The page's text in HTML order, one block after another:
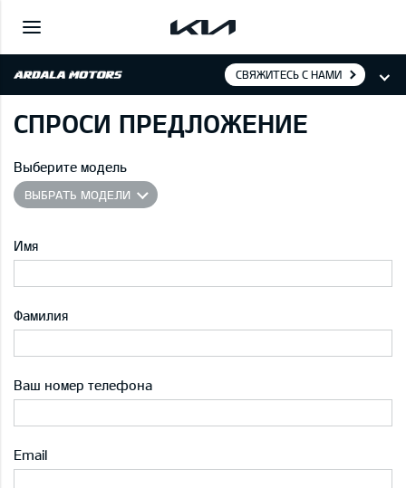
СВЯЖИТЕСЬ С НАМИ
СПРОСИ ПРЕДЛОЖЕНИЕ
Выберите модель
ВЫБРАТЬ МОДЕЛИ
Имя
Фамилия
Ваш номер телефона
Email